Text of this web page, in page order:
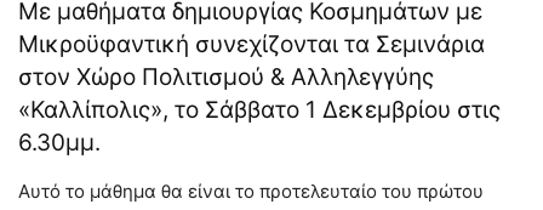
Με μαθήματα δημιουργίας Κοσμημάτων με
Μικροϋφαντική συνεχίζονται τα Σεμινάρια
στον Χώρο Πολιτισμού & Αλληλεγγύης
«Καλλίπολις», το Σάββατο 1 Δεκεμβρίου στις
6.30μμ.
Αυτό το μάθημα θα είναι το προτελευταίο του πρώτου